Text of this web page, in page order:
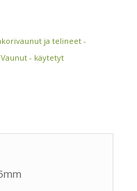
ja telineet -
Vaunut - käytetyt